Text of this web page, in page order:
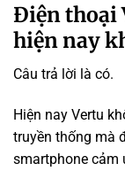
Điện thoại
hiện nay
Câu trả lời là có.
Hiện nay Vertu
truyền thống mà
smartphone cảm